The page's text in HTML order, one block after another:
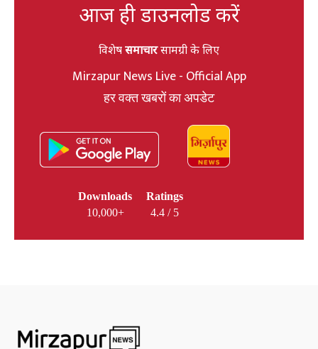
आज ही डाउनलोड करें
विशेषसमाचारसामग्री के लिए
Mirzapur News Live - Official App
हर वक्त खबरों का अपडेट
Downloads
10,000+
Ratings
4.4 / 5